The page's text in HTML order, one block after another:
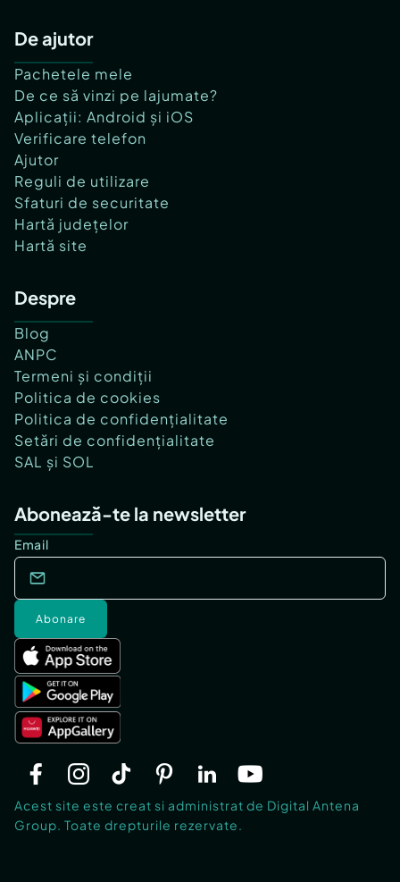
De ajutor
Pachetele mele
De ce să vinzi pe lajumate?
Aplicații: Android și iOS
Verificare telefon
Ajutor
Reguli de utilizare
Sfaturi de securitate
Hartă județelor
Hartă site
Despre
Blog
ANPC
Termeni și condiții
Politica de cookies
Politica de confidențialitate
Setări de confidențialitate
SAL și SOL
Abonează-te la newsletter
Email
Abonare
Acest site este creat si administrat de Digital Antena
Group. Toate drepturile rezervate.